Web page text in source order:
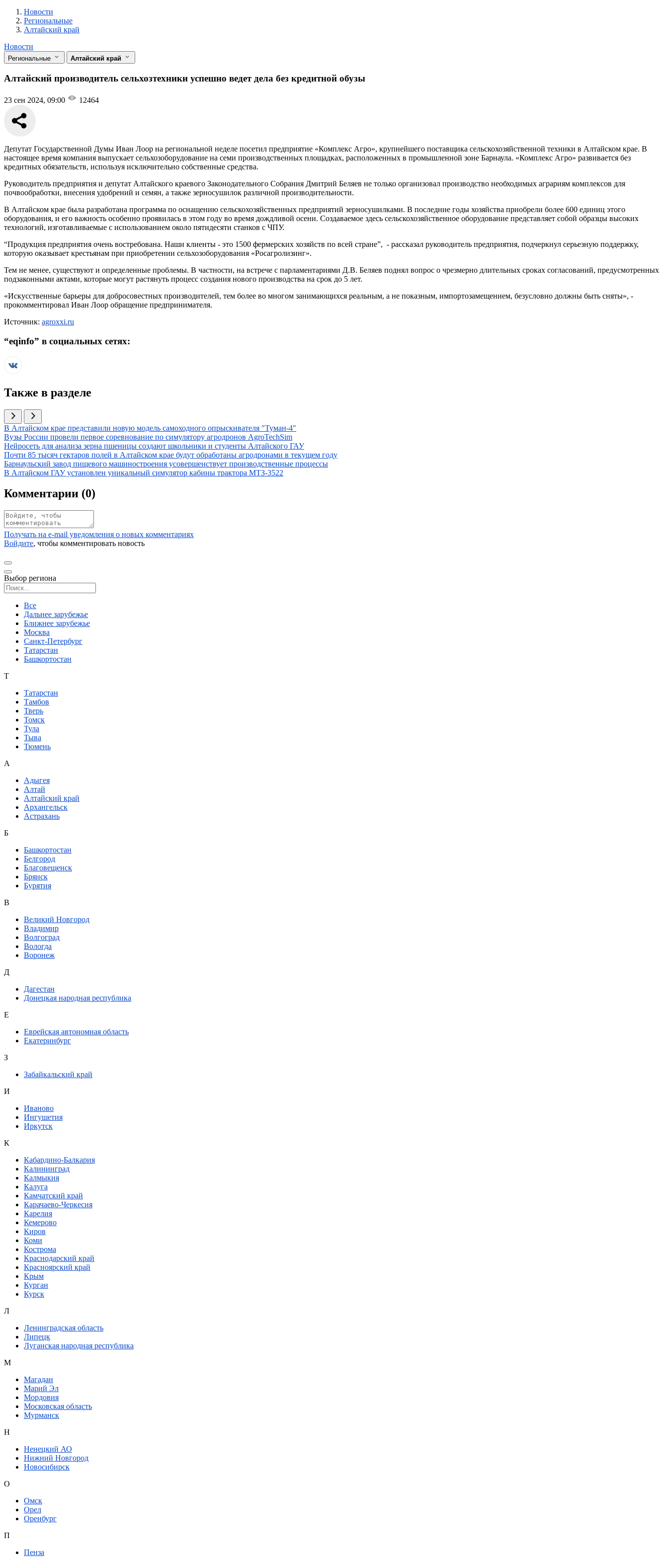
Новости
Разделы
Новости
Региональные
Алтайский край
Новости
Региональные Алтайский край
Алтайский производитель сельхозтехники успешно ведет дела без кредитной обузы
23 сен 2024, 09:00 12464
Депутат Государственной Думы Иван Лоор на региональной неделе посетил предприятие «Комплекс Агро», крупнейшего поставщика сельскохозяйственной техники в Алтайском крае. В
настоящее время компания выпускает сельхозоборудование на семи производственных площадках, расположенных в промышленной зоне Барнаула. «Комплекс Агро» развивается без
кредитных обязательств, используя исключительно собственные средства.
Руководитель предприятия и депутат Алтайского краевого Законодательного Собрания Дмитрий Беляев не только организовал производство необходимых аграриям комплексов для
почвообработки, внесения удобрений и семян, а также зерносушилок различной производительности.
В Алтайском крае была разработана программа по оснащению сельскохозяйственных предприятий зерносушилками. В последние годы хозяйства приобрели более 600 единиц этого
оборудования, и его важность особенно проявилась в этом году во время дождливой осени. Создаваемое здесь сельскохозяйственное оборудование представляет собой образцы высоких
технологий, изготавливаемые с использованием около пятидесяти станков с ЧПУ.
“Продукция предприятия очень востребована. Наши клиенты - это 1500 фермерских хозяйств по всей стране”, - рассказал руководитель предприятия, подчеркнул серьезную поддержку,
которую оказывает крестьянам при приобретении сельхозоборудования «Росагролизинг».
Тем не менее, существуют и определенные проблемы. В частности, на встрече с парламентариями Д.В. Беляев поднял вопрос о чрезмерно длительных сроках согласований, предусмотренных
подзаконными актами, которые могут растянуть процесс создания нового производства на срок до 5 лет.
«Искусственные барьеры для добросовестных производителей, тем более во многом занимающихся реальным, а не показным, импортозамещением, безусловно должны быть сняты», -
прокомментировал Иван Лоор обращение предпринимателя.
Источник: agroxxi.ru
“eqinfo” в социальных сетях:
Также в разделе
Иллюстрация новости
В Алтайском крае представили новую модель самоходного опрыскивателя "Туман-4"
Иллюстрация новости
Вузы России провели первое соревнование по симулятору агродронов AgroTechSim
Иллюстрация новости
Нейросеть для анализа зерна пшеницы создают школьники и студенты Алтайского ГАУ
Иллюстрация новости
Почти 85 тысяч гектаров полей в Алтайском крае будут обработаны агродронами в текущем году
Иллюстрация новости
Барнаульский завод пищевого машиностроения усовершенствует производственные процессы
Иллюстрация новости
В Алтайском ГАУ установлен уникальный симулятор кабины трактора МТЗ-3522
Комментарии (0)
Получать на e‑mail уведомления о новых комментариях
Войдите, чтобы комментировать новость
Выбор региона
Все
Дальнее зарубежье
Ближнее зарубежье
Москва
Санкт-Петербург
Татарстан
Башкортостан
Т
Татарстан
Тамбов
Тверь
Томск
Тула
Тыва
Тюмень
А
Адыгея
Алтай
Алтайский край
Архангельск
Астрахань
Б
Башкортостан
Белгород
Благовещенск
Брянск
Бурятия
В
Великий Новгород
Владимир
Волгоград
Вологда
Воронеж
Д
Дагестан
Донецкая народная республика
Е
Еврейская автономная область
Екатеринбург
З
Забайкальский край
И
Иваново
Ингушетия
Иркутск
К
Кабардино-Балкария
Калининград
Калмыкия
Калуга
Камчатский край
Карачаево-Черкесия
Карелия
Кемерово
Киров
Коми
Кострома
Краснодарский край
Красноярский край
Крым
Курган
Курск
Л
Ленинградская область
Липецк
Луганская народная республика
М
Магадан
Марий Эл
Мордовия
Московская область
Мурманск
Н
Ненецкий АО
Нижний Новгород
Новосибирск
О
Омск
Орел
Оренбург
П
Пенза